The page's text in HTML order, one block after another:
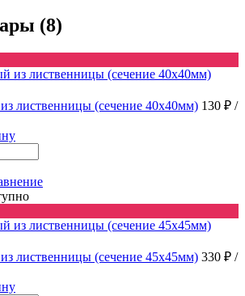
(8)
лиственницы (сечение 40x40мм) 130 ₽ /
лиственницы (сечение 45x45мм) 330 ₽ /